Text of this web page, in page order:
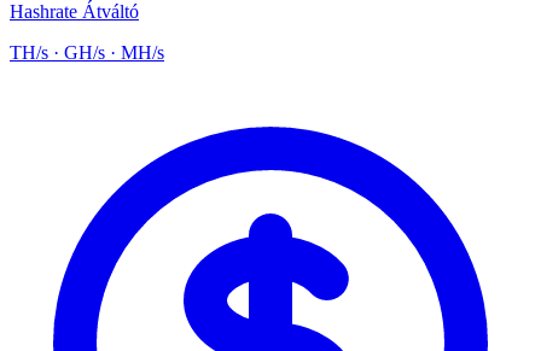
Hashrate Átváltó
TH/s · GH/s · MH/s